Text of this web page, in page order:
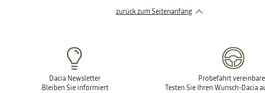
zurück zum Seitenanfang
Dacia Newsletter
Bleiben Sie informiert
Probefahrt
Testen Sie Ihren Wunsch-Dacia